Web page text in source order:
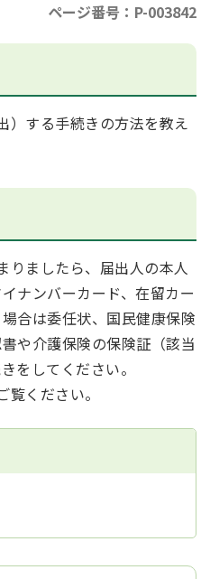
ページ番号：P-003842
）する手続きの方法を教え
りましたら、届出人の本人
ナンバーカード、在留カー
合は委任状、国民健康保険
や介護保険の保険証（該当
をしてください。
ください。